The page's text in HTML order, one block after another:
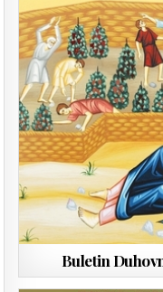
Buletin